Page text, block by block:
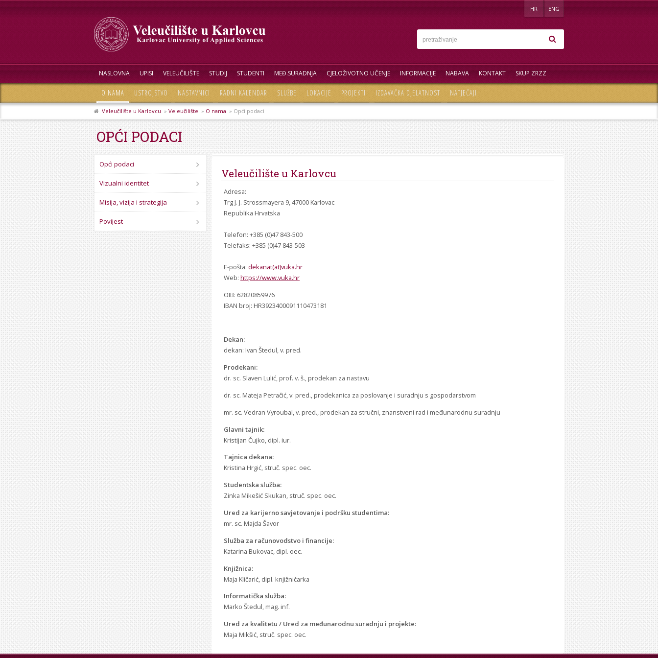
HR ENG
NASLOVNA UPISI VELEUČILIŠTE STUDIJ STUDENTI MEĐ.SURADNJA CJELOŽIVOTNO UČENJE INFORMACIJE NABAVA KONTAKT SKUP ZRZZ
O NAMA USTROJSTVO NASTAVNICI RADNI KALENDAR SLUŽBE LOKACIJE PROJEKTI IZDAVAČKA DJELATNOST NATJEČAJI
Veleučilište u Karlovcu » Veleučilište » O nama » Opći podaci
OPĆI PODACI
Opći podaci
Vizualni identitet
Misija, vizija i strategija
Povijest
Veleučilište u Karlovcu
Adresa:
Trg J. J. Strossmayera 9, 47000 Karlovac
Republika Hrvatska
Telefon: +385 (0)47 843-500
Telefaks: +385 (0)47 843-503
E-pošta: dekanat(at)vuka.hr
Web: https://www.vuka.hr
OIB: 62820859976
IBAN broj: HR3923400091110473181
Dekan:
dekan: Ivan Štedul, v. pred.
Prodekani:
dr. sc. Slaven Lulić, prof. v. š., prodekan za nastavu
dr. sc. Mateja Petračić, v. pred., prodekanica za poslovanje i suradnju s gospodarstvom
mr. sc. Vedran Vyroubal, v. pred., prodekan za stručni, znanstveni rad i međunarodnu suradnju
Glavni tajnik:
Kristijan Čujko, dipl. iur.
Tajnica dekana:
Kristina Hrgić, struč. spec. oec.
Studentska služba:
Zinka Mikešić Skukan, struč. spec. oec.
Ured za karijerno savjetovanje i podršku studentima:
mr. sc. Majda Šavor
Služba za računovodstvo i financije:
Katarina Bukovac, dipl. oec.
Knjižnica:
Maja Kličarić, dipl. knjižničarka
Informatička služba:
Marko Štedul, mag. inf.
Ured za kvalitetu / Ured za međunarodnu suradnju i projekte:
Maja Mikšić, struč. spec. oec.